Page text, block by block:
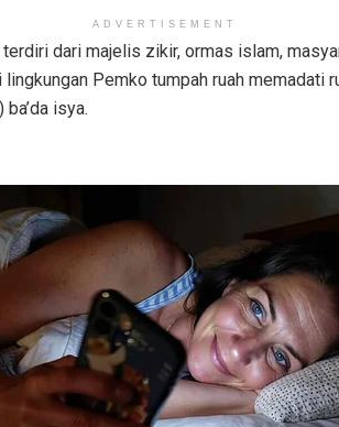
ADVERTISEMENT
terdiri dari majelis zikir, ormas islam,
Pemko tumpah ruah memadati
isya.